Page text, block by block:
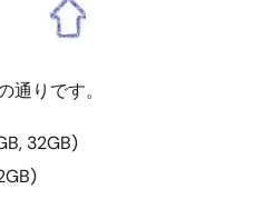
通りです。
32GB)